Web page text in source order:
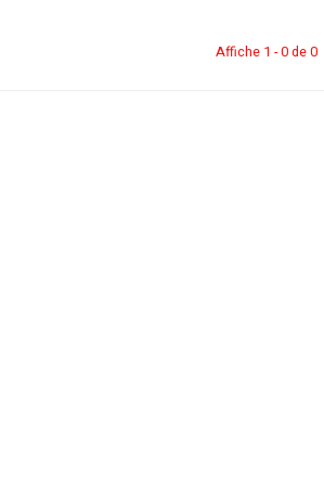
Affiche 1 - 0 de 0